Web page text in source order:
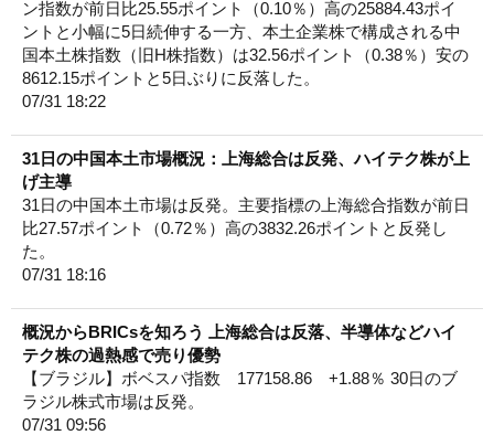
ン指数が前日比25.55ポイント（0.10％）高の25884.43ポイ
ントと小幅に5日続伸する一方、本土企業株で構成される中
国本土株指数（旧H株指数）は32.56ポイント（0.38％）安の
8612.15ポイントと5日ぶりに反落した。
07/31 18:22
31日の中国本土市場概況：上海総合は反発、ハイテク株が上
げ主導
31日の中国本土市場は反発。主要指標の上海総合指数が前日
比27.57ポイント（0.72％）高の3832.26ポイントと反発し
た。
07/31 18:16
概況からBRICsを知ろう 上海総合は反落、半導体などハイ
テク株の過熱感で売り優勢
【ブラジル】ボベスパ指数 177158.86 +1.88％ 30日のブ
ラジル株式市場は反発。
07/31 09:56